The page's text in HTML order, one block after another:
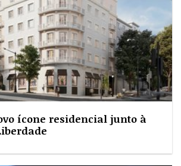
ícone residencial junto à